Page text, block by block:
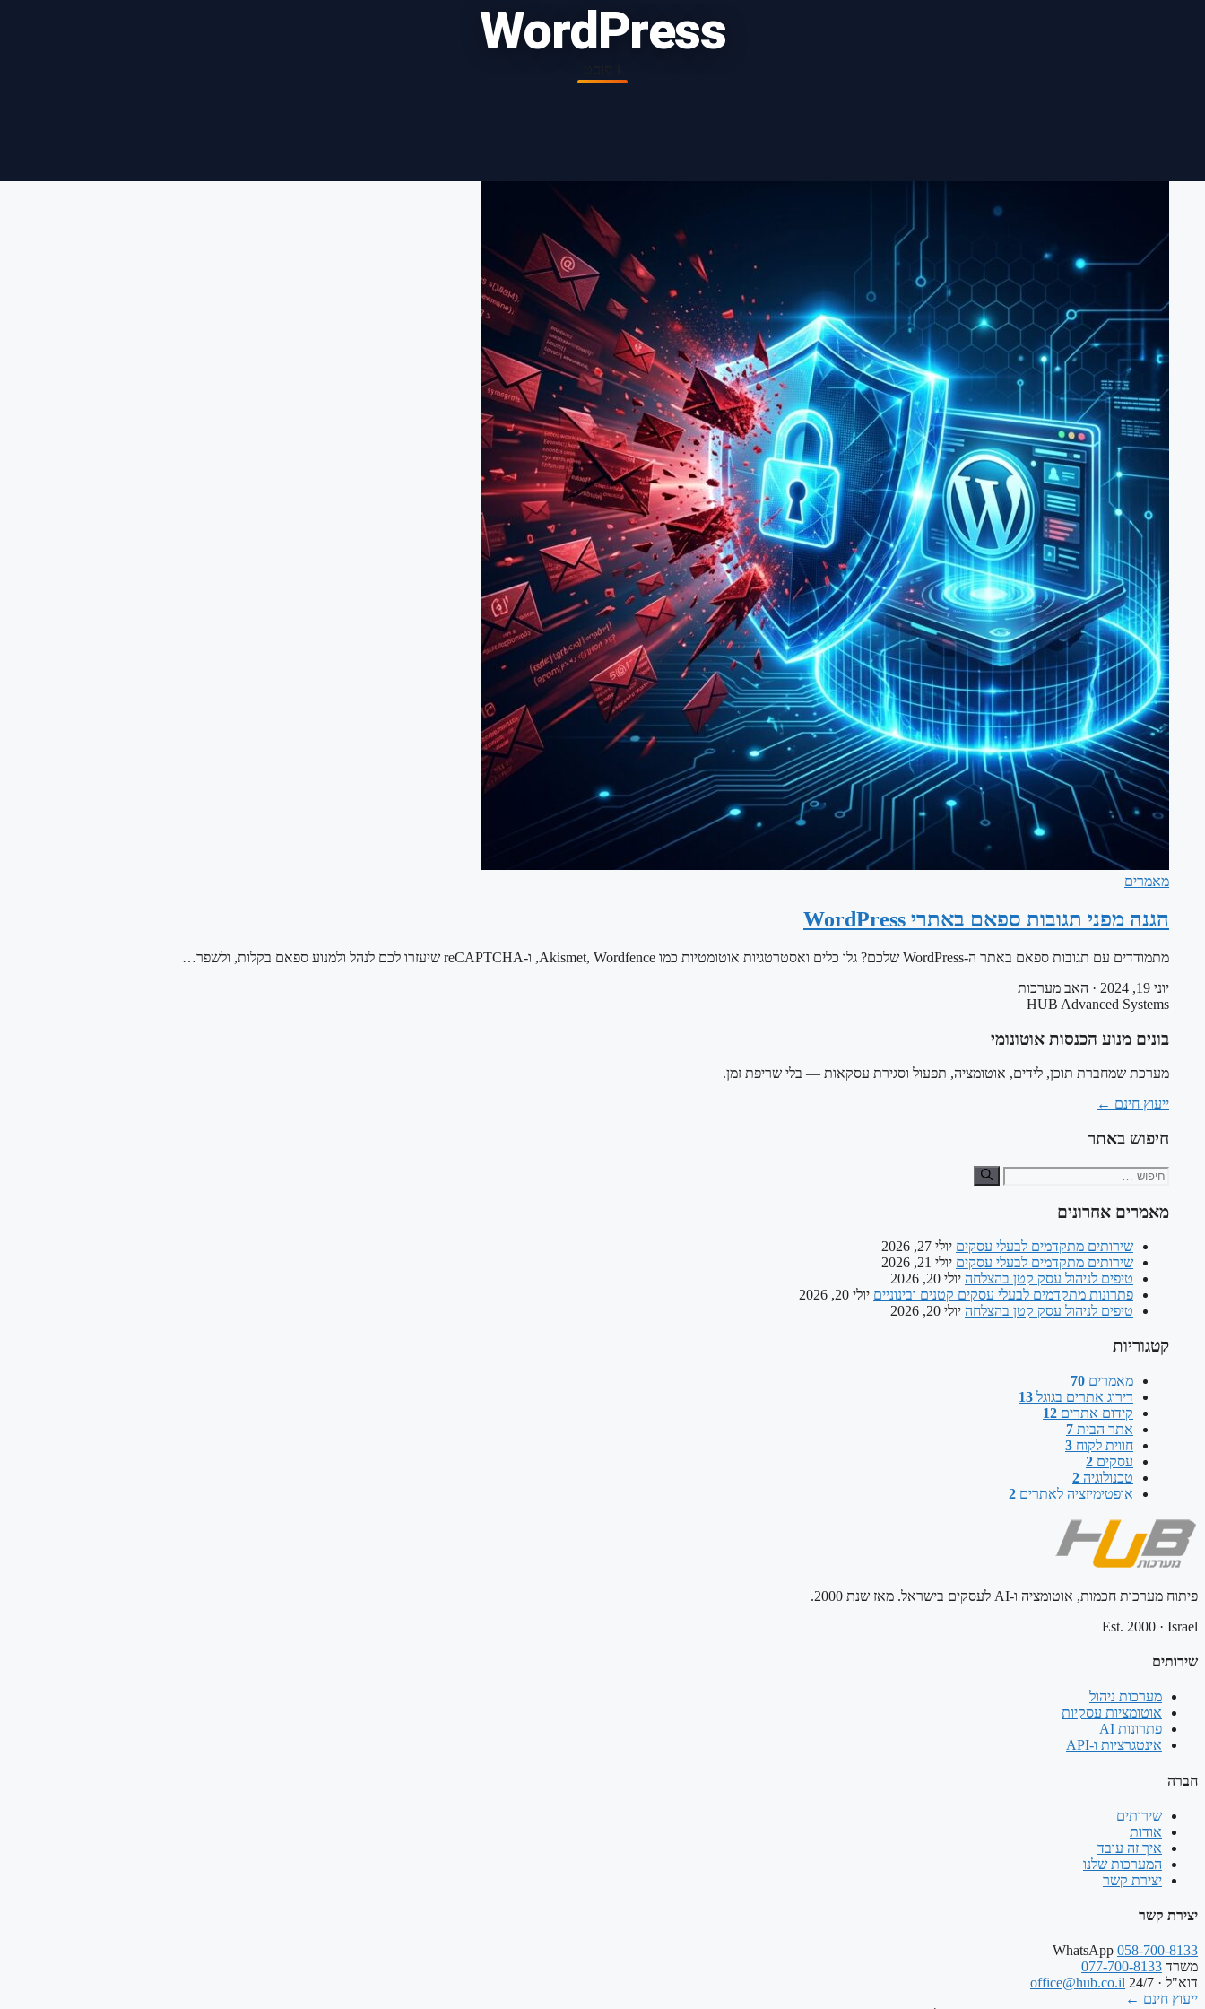
WordPress
מאמרים
הגנה מפני תגובות ספאם באתרי WordPress
מתמודדים עם תגובות ספאם באתר ה-WordPress שלכם? גלו כלים ואסטרטגיות אוטומטיות כמו Akismet, Wordfence, ו-reCAPTCHA שיעזרו לכם לנהל ולמנוע ספאם בקלות, ולשפר…
יוני 19, 2024
· האב מערכות
HUB Advanced Systems
בונים מנוע הכנסות אוטונומי
מערכת שמחברת תוכן, לידים, אוטומציה, תפעול וסגירת עסקאות — בלי שריפת זמן.
ייעוץ חינם ←
חיפוש באתר
חיפוש:
מאמרים אחרונים
שירותים מתקדמים לבעלי עסקים יולי 27, 2026
שירותים מתקדמים לבעלי עסקים יולי 21, 2026
טיפים לניהול עסק קטן בהצלחה יולי 20, 2026
פתרונות מתקדמים לבעלי עסקים קטנים ובינוניים יולי 20, 2026
טיפים לניהול עסק קטן בהצלחה יולי 20, 2026
קטגוריות
מאמרים 70
דירוג אתרים בגוגל 13
קידום אתרים 12
אתר הבית 7
חווית לקוח 3
עסקים 2
טכנולוגיה 2
אופטימיזציה לאתרים 2
פיתוח מערכות חכמות, אוטומציה ו-AI לעסקים בישראל. מאז שנת 2000.
Est. 2000 · Israel
שירותים
מערכות ניהול
אוטומציות עסקיות
פתרונות AI
אינטגרציות ו-API
חברה
שירותים
אודות
איך זה עובד
המערכות שלנו
יצירת קשר
יצירת קשר
WhatsApp 058-700-8133
משרד 077-700-8133
דוא"ל · 24/7
office@hub.co.il
ייעוץ חינם ←